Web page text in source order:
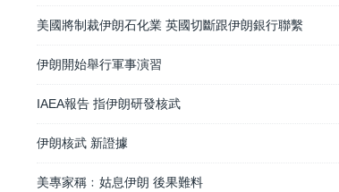
美國將制裁伊朗石化業 英國切斷跟伊朗銀行聯繫
伊朗開始舉行軍事演習
IAEA報告 指伊朗研發核武
伊朗核武 新證據
美專家稱﹕姑息伊朗 後果難料